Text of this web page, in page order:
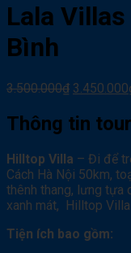
Lala
Bình
3.500.000₫ 3.450.000
Thông tin tour
Hilltop Villa – Đi để
Cách Hà Nội 50km,
thênh thang, lưng tựa
xanh mát, Hilltop
Tiện ích bao gồm: